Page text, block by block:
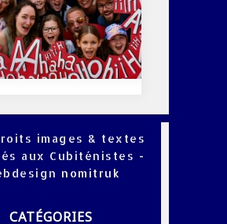
images & textes
aux Cubiténistes -
nomitruk
CATÉGORIES